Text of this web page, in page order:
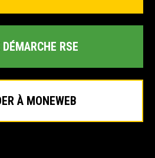
DÉMARCHE RSE
À MONEWEB